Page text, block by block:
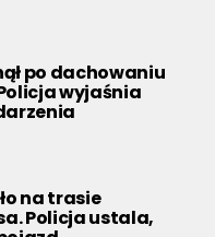
po dachowaniu
wyjaśnia
na trasie
Policja ustala,